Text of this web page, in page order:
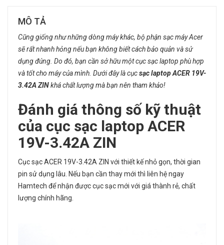
MÔ TẢ
Cũng giống như những dòng máy khác, bộ phận sạc máy Acer
sẽ rất nhanh hỏng nếu bạn không biết cách bảo quản và sử
dụng đúng. Do đó, bạn cần sở hữu một cục sạc laptop phù hợp
và tốt cho máy của mình. Dưới đây là cụcsạc laptop ACER 19V-
3.42A ZINkhá chất lượng mà bạn nên tham khảo!
Đánh giá thông số kỹ thuật
của cục sạc laptop ACER
19V-3.42A ZIN
Cục sạc ACER 19V-3.42A ZIN với thiết kế nhỏ gọn, thời gian
pin sử dụng lâu. Nếu bạn cần thay mới thì liên hệ ngay
Hamtech để nhận được cục sạc mới với giá thành rẻ, chất
lượng chính hãng.